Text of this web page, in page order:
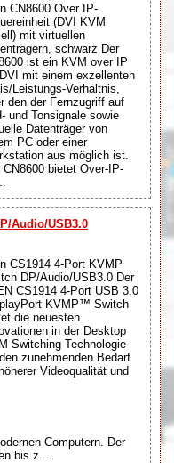
CN8600 Over IP-
(DVI KVM
mit virtuellen
schwarz Der
ist ein KVM over IP
mit einem exzellenten
Leistungs-Verhältnis,
den der Fernzugriff auf
und Tonsignale sowie
Datenträger von
PC oder einer
aus möglich ist.
CN8600 bietet Over-IP-
Audio/USB3.0
CS1914 4-Port KVMP
DP/Audio/USB3.0 Der
CS1914 4-Port USB 3.0
KVMP™ Switch
die neuesten
in der Desktop
Switching Technologie
zunehmenden Bedarf
Videoqualität und
Computern. Der
bis z...